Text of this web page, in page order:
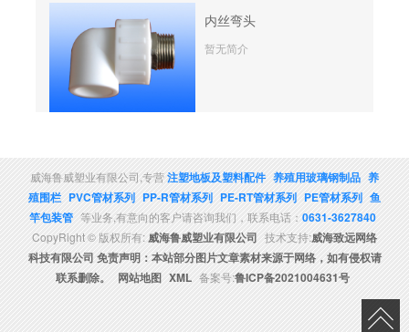
内丝弯头
暂无简介
威海鲁威塑业有限公司,专营注塑地板及塑料配件 养殖用玻璃钢制品 养
殖围栏 PVC管材系列 PP-R管材系列 PE-RT管材系列 PE管材系列 鱼
竿包装管 等业务,有意向的客户请咨询我们，联系电话： 0631-3627840
CopyRight © 版权所有:威海鲁威塑业有限公司 技术支持:威海致远网络
科技有限公司 免责声明：本站部分图片文章素材来源于网络，如有侵权请
联系删除。
网站地图 XML 备案号:鲁ICP备2021004631号